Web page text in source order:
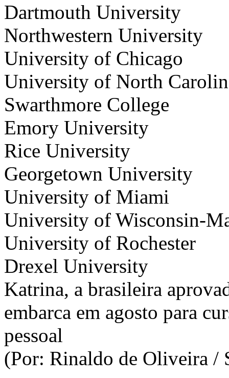
Dartmouth University
Northwestern University
University of Chicago
University of North
Swarthmore College
Emory University
Rice University
Georgetown University
University of Miami
University of Wisconsin-
University of Rochester
Drexel University
Katrina, a brasileira
embarca em agosto para
pessoal
(Por: Rinaldo de Oliveira /